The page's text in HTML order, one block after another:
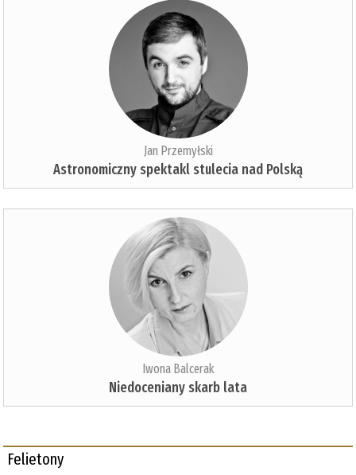
Jan Przemyłski
Astronomiczny spektakl stulecia nad Polską
Iwona Balcerak
Niedoceniany skarb lata
Felietony